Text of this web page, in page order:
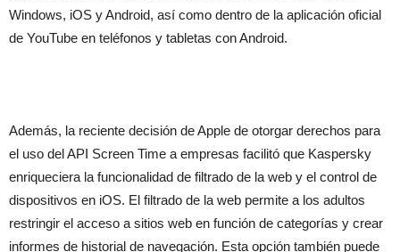
Windows, iOS y Android, así como dentro de la aplicación oficial
de YouTube en teléfonos y tabletas con Android.
Además, la reciente decisión de Apple de otorgar derechos para
el uso del API Screen Time a empresas facilitó que Kaspersky
enriqueciera la funcionalidad de filtrado de la web y el control de
dispositivos en iOS. El filtrado de la web permite a los adultos
restringir el acceso a sitios web en función de categorías y crear
informes de historial de navegación. Esta opción también puede